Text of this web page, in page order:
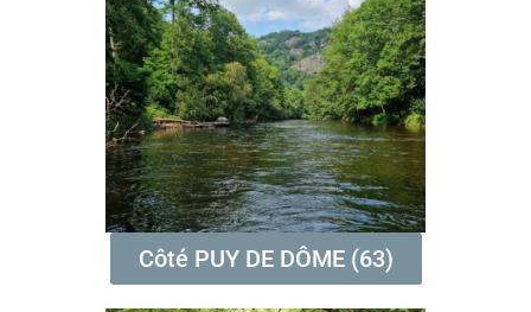
Côté PUY DE DÔME (63)